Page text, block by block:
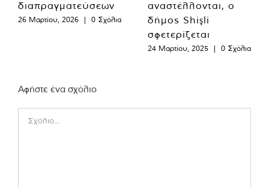
διαπραγματεύσεων
26 Μαρτίου, 2026 | 0 Σχόλια
αναστέλλονται, ο
δήμος Shişli
σφετερίζεται
24 Μαρτίου, 2025 | 0 Σχόλια
Αφήστε ένα σχόλιο